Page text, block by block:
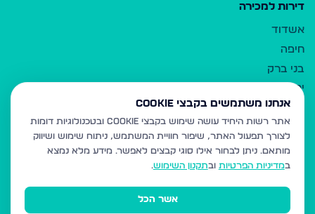
דירות למכירה
אשדוד
חיפה
בני ברק
ירושלים
אלעד
גבעת זאב
בית שמש
רכסים
מודיעין עילית
אנחנו משתמשים בקבצי Cookie
אתר רשות היחיד עושה שימוש בקבצי Cookie ובטכנולוגיות דומות
לצורך תפעול האתר, שיפור חוויית המשתמש, ניתוח שימוש ושיווק
מותאם. ניתן לבחור אילו סוגי קבצים לאפשר. מידע מלא נמצא
במדיניות הפרטיות ובתקנון השימוש.
אשר הכל